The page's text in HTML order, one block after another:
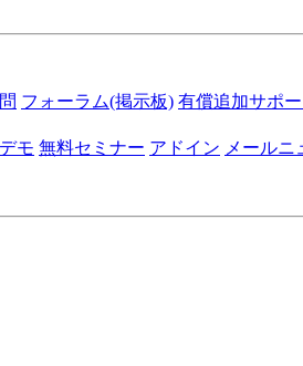
フォーラム(掲示板) 有償追加サポー
モ 無料セミナー アドイン メールニ